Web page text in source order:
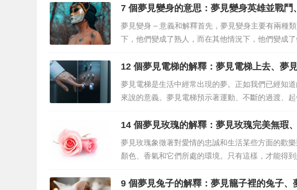
7 個夢見變身的意思：夢見變身英雄並戰鬥
夢見變身 – 意義和解釋首先，夢見變身主要有兩種
下，他們變成了熟人，而在其他情況下，他們變成
夢中算命的結果會有很大差異。建議記住變身的人
也與現實世界的自己大不相同。身體能力和視...
12 個夢見電梯的解釋：夢見電梯上去、夢
夢見電梯是生活中經常出現的夢。正如我們已經知
來說的意義。夢見電梯預示著運動、不斷的過渡、
電梯，代表著一點禁錮，因為門關上后，它就變成
明一定的毅力。夢見自己在電梯里夢見自己...
14 個夢見玫瑰的解釋：夢見玫瑰完美無瑕
夢見玫瑰象徵著對愛情的忠誠和生活某些方面的歡
顏色、香氣和它們所處的環境。只有這樣，才能得
個原因，夢見玫瑰的含義取決於在夢中喚醒你內心
有無法採摘的玫瑰如果你夢到擁有無法採摘的玫...
9 個夢見兔子的解釋：夢見籠子裡的兔子、